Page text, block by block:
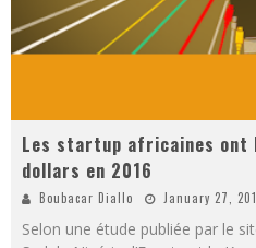
Les startup africaines ont
dollars en 2016
Boubacar Diallo January 27,
Selon une étude publiée par le